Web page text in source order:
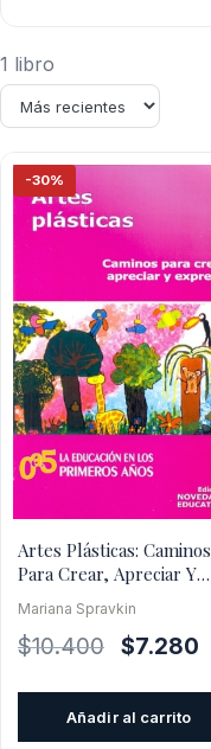
1 libro
-30%
Artes Plásticas: Caminos
Para Crear, Apreciar Y
Mariana Spravkin
$10.400
El
$7.280
Añadir al carrito